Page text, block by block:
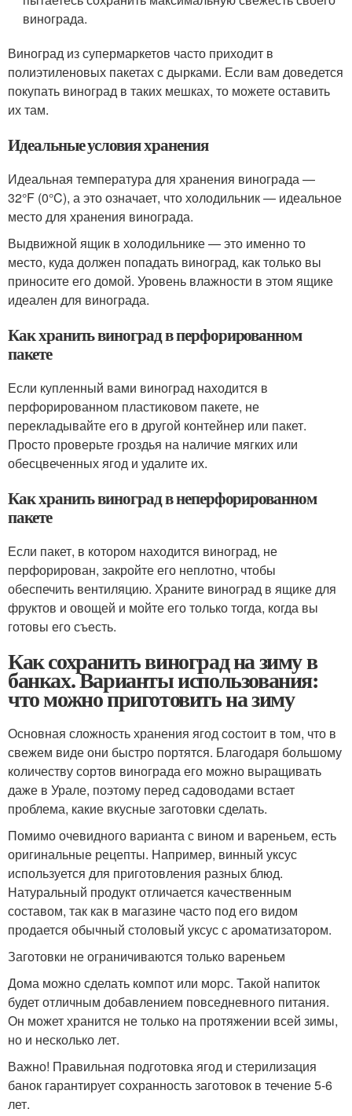
винограда.
Виноград из супермаркетов часто приходит в
полиэтиленовых пакетах с дырками. Если вам доведется
покупать виноград в таких мешках, то можете оставить
их там.
Идеальные условия хранения
Идеальная температура для хранения винограда —
32°F (0°C), а это означает, что холодильник — идеальное
место для хранения винограда.
Выдвижной ящик в холодильнике — это именно то
место, куда должен попадать виноград, как только вы
приносите его домой. Уровень влажности в этом ящике
идеален для винограда.
Как хранить виноград в перфорированном
пакете
Если купленный вами виноград находится в
перфорированном пластиковом пакете, не
перекладывайте его в другой контейнер или пакет.
Просто проверьте гроздья на наличие мягких или
обесцвеченных ягод и удалите их.
Как хранить виноград в неперфорированном
пакете
Если пакет, в котором находится виноград, не
перфорирован, закройте его неплотно, чтобы
обеспечить вентиляцию. Храните виноград в ящике для
фруктов и овощей и мойте его только тогда, когда вы
готовы его съесть.
Как сохранить виноград на зиму в
банках. Варианты использования:
что можно приготовить на зиму
Основная сложность хранения ягод состоит в том, что в
свежем виде они быстро портятся. Благодаря большому
количеству сортов винограда его можно выращивать
даже в Урале, поэтому перед садоводами встает
проблема, какие вкусные заготовки сделать.
Помимо очевидного варианта с вином и вареньем, есть
оригинальные рецепты. Например, винный уксус
используется для приготовления разных блюд.
Натуральный продукт отличается качественным
составом, так как в магазине часто под его видом
продается обычный столовый уксус с ароматизатором.
Заготовки не ограничиваются только вареньем
Дома можно сделать компот или морс. Такой напиток
будет отличным добавлением повседневного питания.
Он может хранится не только на протяжении всей зимы,
но и несколько лет.
Важно! Правильная подготовка ягод и стерилизация
банок гарантирует сохранность заготовок в течение 5-6
лет.